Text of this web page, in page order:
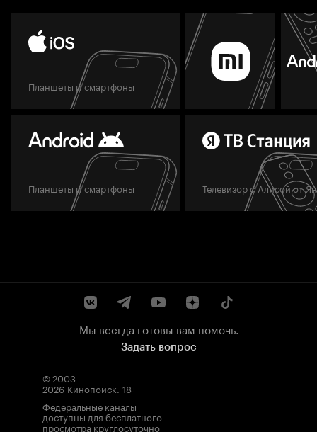
Планшеты и смартфоны
Планшеты и смартфоны Телевизор с Алисой от
Мы всегда готовы вам помочь.
Задать вопрос
© 2003–
2026 Кинопоиск. 18+
Федеральные каналы
доступны для бесплатного
просмотра круглосуточно